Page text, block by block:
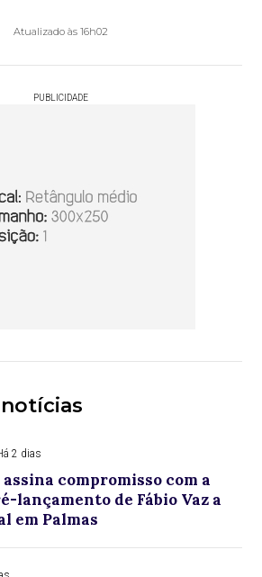
Atualizado às 16h02
PUBLICIDADE
2 dias
compromisso com a
lançamento de Fábio Vaz a
em Palmas